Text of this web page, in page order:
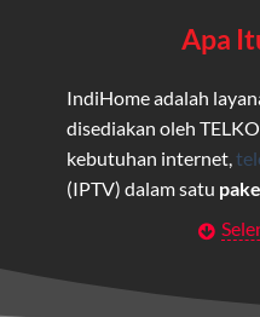
Apa
IndiHome adalah
disediakan oleh
kebutuhan internet,
(IPTV) dalam satu
Layanan Wifi
maupun individu